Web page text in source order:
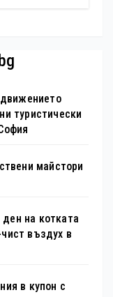
туристически
майстори
на котката
въздух в
в купон с